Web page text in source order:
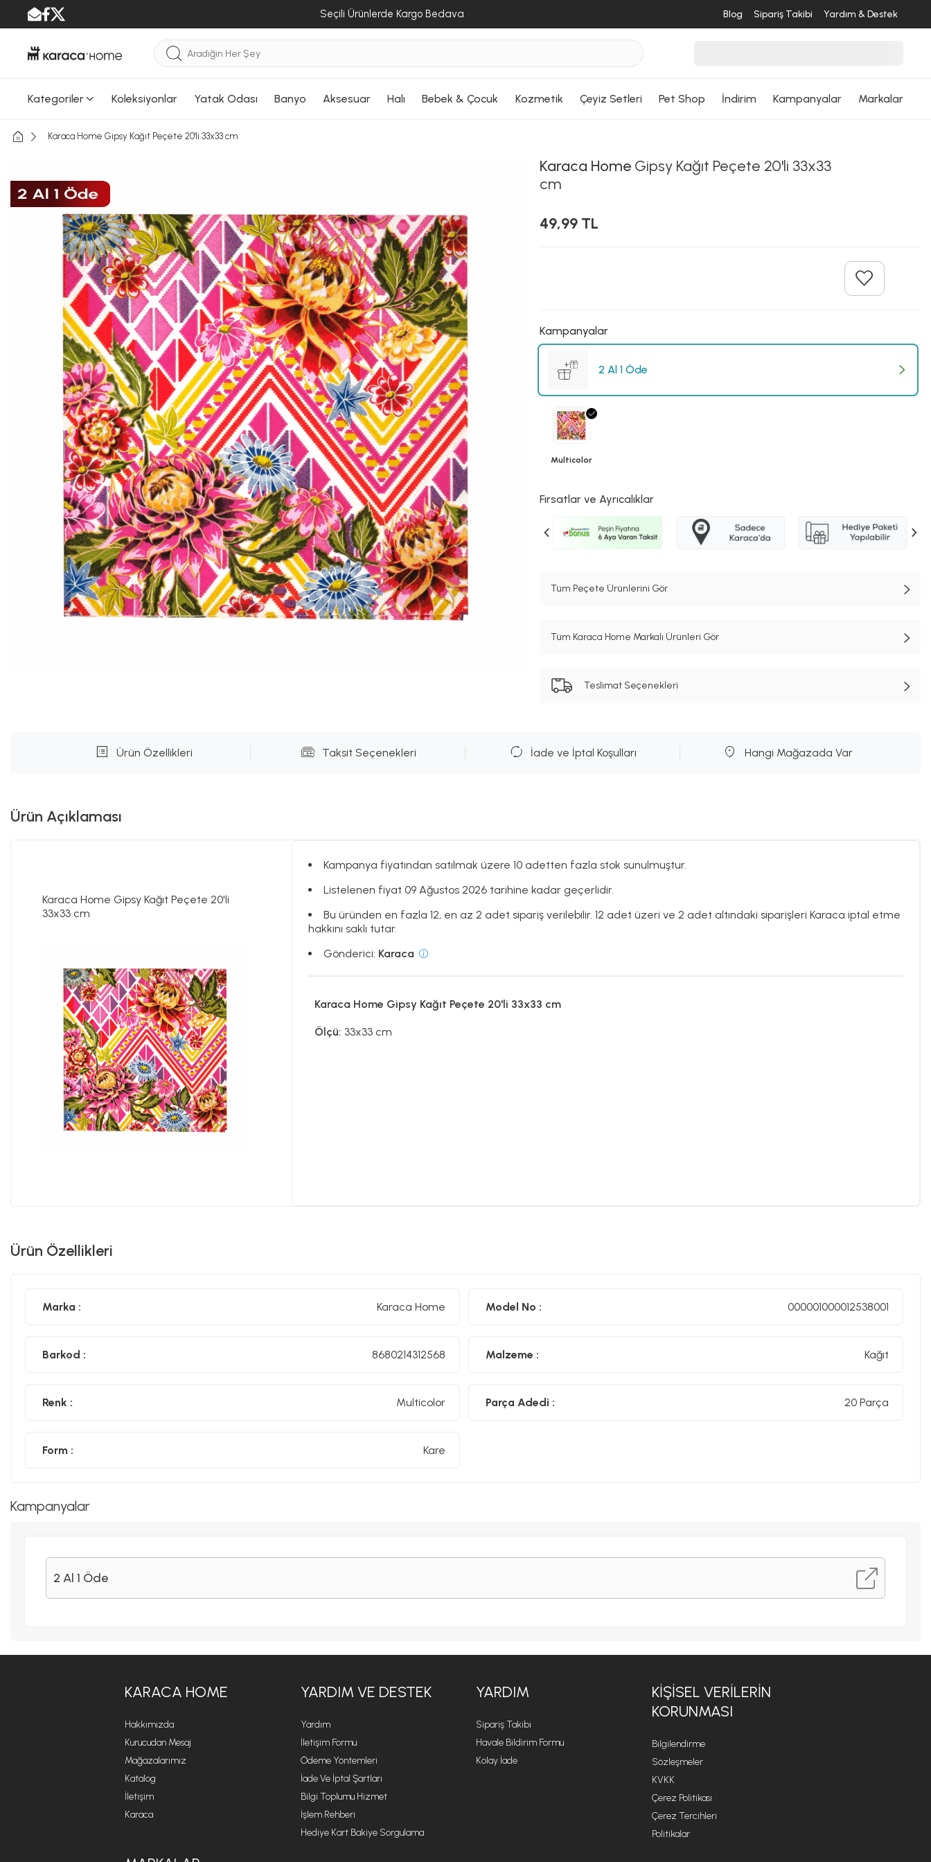
Seçili Ürünlerde Kargo Bedava Blog Sipariş Takibi Yardım & Destek
Kategoriler Koleksiyonlar Yatak Odası Banyo Aksesuar Halı Bebek & Çocuk Kozmetik Çeyiz Setleri Pet Shop İndirim Kampanyalar Markalar
Karaca Home Gipsy Kağıt Peçete 20'li 33x33 cm
Karaca Home Gipsy Kağıt Peçete 20'li 33x33
cm
49,99 TL
Kampanyalar
2 Al 1 Öde
Multicolor
Fırsatlar ve Ayrıcalıklar
Tüm Peçete Ürünlerini Gör
Tüm Karaca Home Markalı Ürünleri Gör
Teslimat Seçenekleri
Ürün Özellikleri Taksit Seçenekleri İade ve İptal Koşulları Hangi Mağazada Var
Ürün Açıklaması
Karaca Home Gipsy Kağıt Peçete 20'li
33x33 cm
Kampanya fiyatından satılmak üzere 10 adetten fazla stok sunulmuştur.
Listelenen fiyat 09 Ağustos 2026 tarihine kadar geçerlidir.
Bu üründen en fazla 12, en az 2 adet sipariş verilebilir. 12 adet üzeri ve 2 adet altındaki siparişleri Karaca iptal etme
hakkını saklı tutar.
Gönderici: Karaca
Karaca Home Gipsy Kağıt Peçete 20'li 33x33 cm
Ölçü: 33x33 cm
Ürün Özellikleri
Marka : Karaca Home Model No : 000001000012538001
Barkod : 8680214312568 Malzeme : Kağıt
Renk : Multicolor Parça Adedi : 20 Parça
Form : Kare
Kampanyalar
2 Al 1 Öde
KARACA HOME
Hakkımızda
Kurucudan Mesaj
Mağazalarımız
Katalog
İletişim
Karaca
YARDIM VE DESTEK
Yardım
İletişim Formu
Ödeme Yöntemleri
İade Ve İptal Şartları
Bilgi Toplumu Hizmet
İşlem Rehberi
Hediye Kart Bakiye Sorgulama
YARDIM
Sipariş Takibi
Havale Bildirim Formu
Kolay İade
KİŞİSEL VERİLERİN
KORUNMASI
Bilgilendirme
Sözleşmeler
KVKK
Çerez Politikası
Çerez Tercihleri
Politikalar